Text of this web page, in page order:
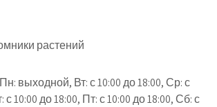
растений
выходной, Вт: с 10:00 до 18:00, Ср: с
с 10:00 до 18:00, Пт: с 10:00 до 18:00, Сб: с